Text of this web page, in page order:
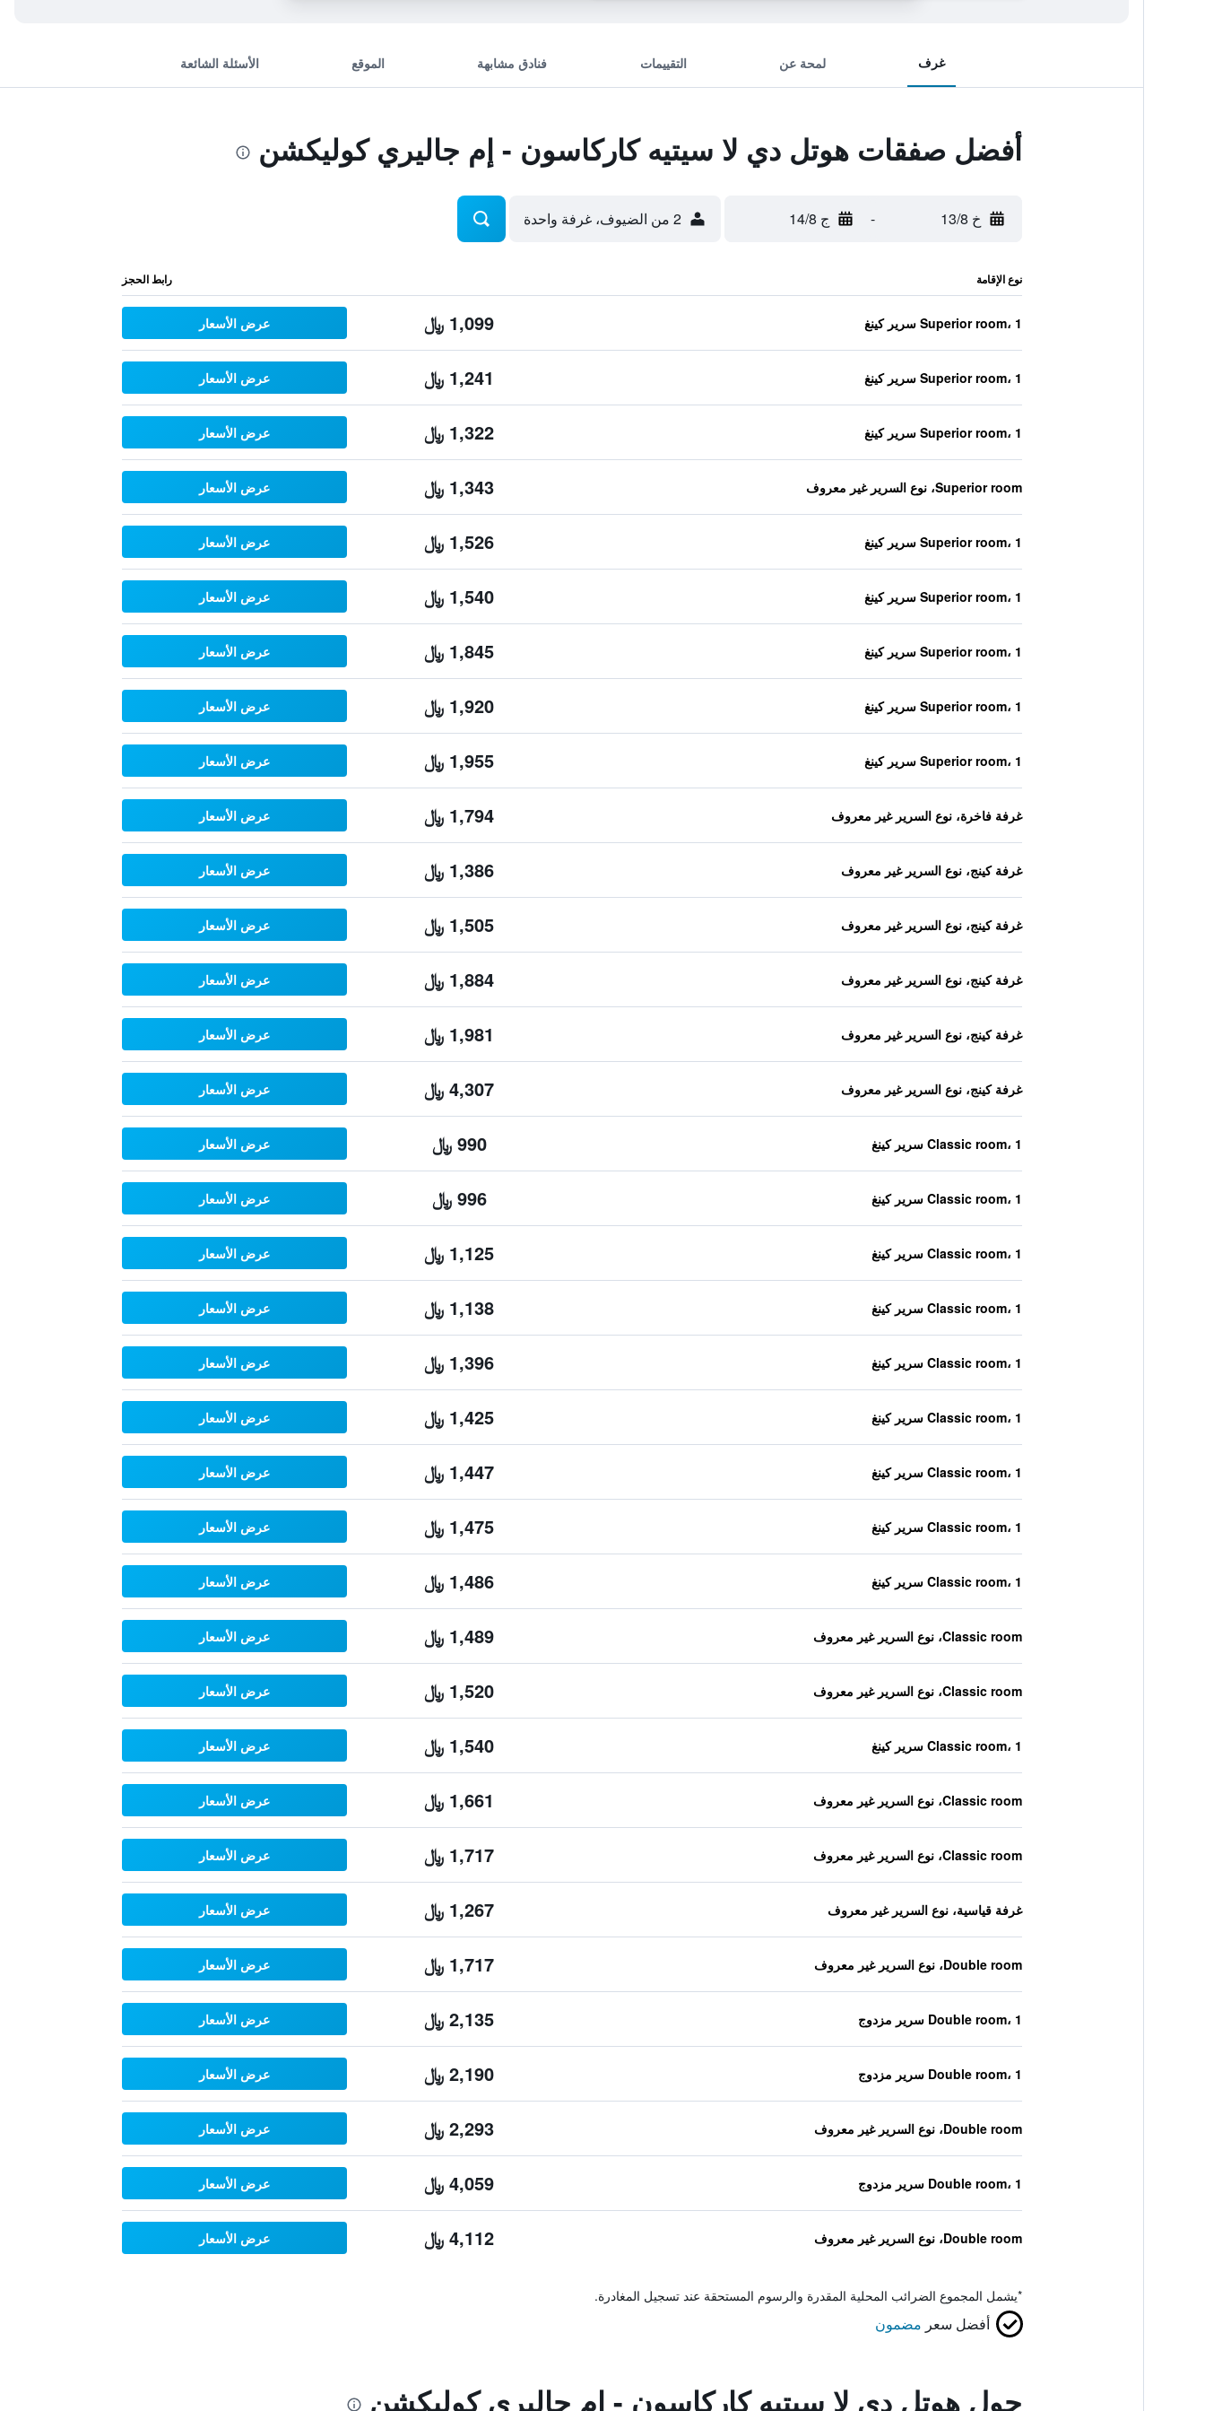
غرف لمحة عن التقييمات فنادق مشابهة الموقع الأسئلة الشائعة
أفضل صفقات هوتل دي لا سيتيه كاركاسون - إم جاليري كوليكشن
خ 13/8 - ج 14/8 2 من الضيوف، غرفة واحدة
نوع الإقامة رابط الحجز
Superior room، 1 سرير كينغ 1,099 ﷼ عرض الأسعار
Superior room، 1 سرير كينغ 1,241 ﷼ عرض الأسعار
Superior room، 1 سرير كينغ 1,322 ﷼ عرض الأسعار
Superior room، نوع السرير غير معروف 1,343 ﷼ عرض الأسعار
Superior room، 1 سرير كينغ 1,526 ﷼ عرض الأسعار
Superior room، 1 سرير كينغ 1,540 ﷼ عرض الأسعار
Superior room، 1 سرير كينغ 1,845 ﷼ عرض الأسعار
Superior room، 1 سرير كينغ 1,920 ﷼ عرض الأسعار
Superior room، 1 سرير كينغ 1,955 ﷼ عرض الأسعار
غرفة فاخرة، نوع السرير غير معروف 1,794 ﷼ عرض الأسعار
غرفة كينج، نوع السرير غير معروف 1,386 ﷼ عرض الأسعار
غرفة كينج، نوع السرير غير معروف 1,505 ﷼ عرض الأسعار
غرفة كينج، نوع السرير غير معروف 1,884 ﷼ عرض الأسعار
غرفة كينج، نوع السرير غير معروف 1,981 ﷼ عرض الأسعار
غرفة كينج، نوع السرير غير معروف 4,307 ﷼ عرض الأسعار
Classic room، 1 سرير كينغ 990 ﷼ عرض الأسعار
Classic room، 1 سرير كينغ 996 ﷼ عرض الأسعار
Classic room، 1 سرير كينغ 1,125 ﷼ عرض الأسعار
Classic room، 1 سرير كينغ 1,138 ﷼ عرض الأسعار
Classic room، 1 سرير كينغ 1,396 ﷼ عرض الأسعار
Classic room، 1 سرير كينغ 1,425 ﷼ عرض الأسعار
Classic room، 1 سرير كينغ 1,447 ﷼ عرض الأسعار
Classic room، 1 سرير كينغ 1,475 ﷼ عرض الأسعار
Classic room، 1 سرير كينغ 1,486 ﷼ عرض الأسعار
Classic room، نوع السرير غير معروف 1,489 ﷼ عرض الأسعار
Classic room، نوع السرير غير معروف 1,520 ﷼ عرض الأسعار
Classic room، 1 سرير كينغ 1,540 ﷼ عرض الأسعار
Classic room، نوع السرير غير معروف 1,661 ﷼ عرض الأسعار
Classic room، نوع السرير غير معروف 1,717 ﷼ عرض الأسعار
غرفة قياسية، نوع السرير غير معروف 1,267 ﷼ عرض الأسعار
Double room، نوع السرير غير معروف 1,717 ﷼ عرض الأسعار
Double room، 1 سرير مزدوج 2,135 ﷼ عرض الأسعار
Double room، 1 سرير مزدوج 2,190 ﷼ عرض الأسعار
Double room، نوع السرير غير معروف 2,293 ﷼ عرض الأسعار
Double room، 1 سرير مزدوج 4,059 ﷼ عرض الأسعار
Double room، نوع السرير غير معروف 4,112 ﷼ عرض الأسعار
*يشمل المجموع الضرائب المحلية المقدرة والرسوم المستحقة عند تسجيل المغادرة.
أفضل سعر مضمون
حول هوتل دي لا سيتيه كاركاسون - إم جاليري كوليكشن